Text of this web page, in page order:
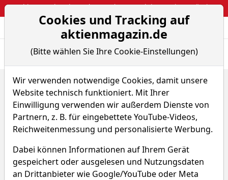
Webinar: So kassierst du trotzdem attraktive Optionsprämien
Aktien- und
Home Aktien
SMA Solar Technology AG
Sparplan-Simulator
SMA Solar Technology Aktie
Cookies und Tracking auf
aktienmagazin.de
(Bitte wählen Sie Ihre Cookie-Einstellungen)
Wir verwenden notwendige Cookies, damit unsere
Website technisch funktioniert. Mit Ihrer
Einwilligung verwenden wir außerdem Dienste von
Partnern, z. B. für eingebettete YouTube-Videos,
Reichweitenmessung und personalisierte Werbung.
Dabei können Informationen auf Ihrem Gerät
gespeichert oder ausgelesen und Nutzungsdaten
an Drittanbieter wie Google/YouTube oder Meta